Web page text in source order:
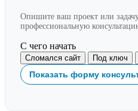
Опишите ваш проект или
профессиональную
С чего начать
Сломался сайт Под ключ
Показать форму